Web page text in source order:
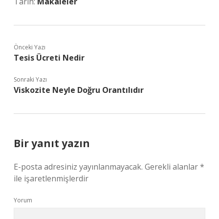
Önceki Yazı
Tesis Ücreti Nedir
Sonraki Yazı
Viskozite Neyle Doğru Orantılıdır
Bir yanıt yazın
E-posta adresiniz yayınlanmayacak. Gerekli alanlar*
ile işaretlenmişlerdir
Yorum